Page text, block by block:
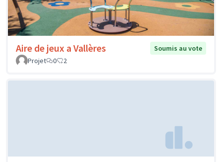
Aire de jeux a Vallères
Soumis au vote
Projet
0 2